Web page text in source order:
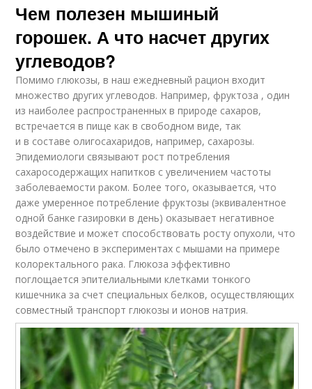
Чем полезен мышиный
горошек. А что насчет других
углеводов?
Помимо глюкозы, в наш ежедневный рацион входит
множество других углеводов. Например, фруктоза , один
из наиболее распространенных в природе сахаров,
встречается в пище как в свободном виде, так
и в составе олигосахаридов, например, сахарозы.
Эпидемиологи связывают рост потребления
сахаросодержащих напитков с увеличением частоты
заболеваемости раком. Более того, оказывается, что
даже умеренное потребление фруктозы (эквивалентное
одной банке газировки в день) оказывает негативное
воздействие и может способствовать росту опухоли, что
было отмечено в экспериментах с мышами на примере
колоректального рака. Глюкоза эффективно
поглощается эпителиальными клетками тонкого
кишечника за счет специальных белков, осуществляющих
совместный транспорт глюкозы и ионов натрия.